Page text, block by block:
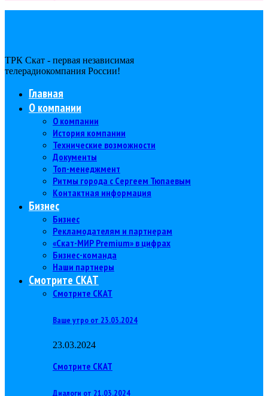
ТРК Скат - первая независимая
телерадиокомпания Роcсии!
Главная
О компании
О компании
История компании
Технические возможности
Документы
Топ-менеджмент
Ритмы города с Сергеем Тюпаевым
Контактная информация
Бизнес
Бизнес
Рекламодателям и партнерам
«Скат-МИР Premium» в цифрах
Бизнес-команда
Наши партнеры
Смотрите СКАТ
Смотрите СКАТ
Ваше утро от 23.03.2024
23.03.2024
Смотрите СКАТ
Диалоги от 21.03.2024